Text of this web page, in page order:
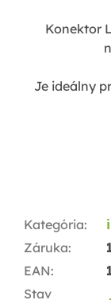
Konektor
Je ideálny
Kategória:
Záruka:
EAN:
Stav